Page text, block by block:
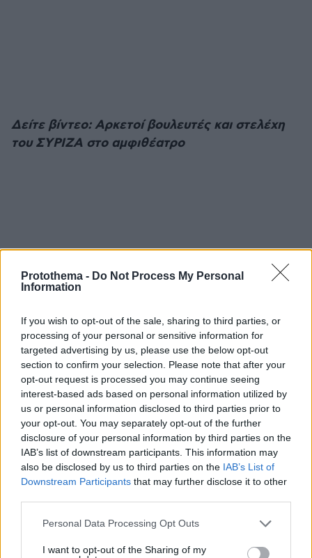
Protothema - Do Not Process My Personal
Information
If you wish to opt-out of the sale, sharing to third parties, or
processing of your personal or sensitive information for
targeted advertising by us, please use the below opt-out
section to confirm your selection. Please note that after your
opt-out request is processed you may continue seeing
interest-based ads based on personal information utilized by
us or personal information disclosed to third parties prior to
your opt-out. You may separately opt-out of the further
disclosure of your personal information by third parties on the
IAB’s list of downstream participants. This information may
also be disclosed by us to third parties on the IAB’s List of
Downstream Participants that may further disclose it to other
Please note that this website/app uses one or more Google
not limited to your visit or usage behaviour. You may click to
Personal Data Processing Opt Outs
I want to opt-out of the Sharing of my
Δείτε βίντεο: Αρκετοί βουλευτές και στελέχη
του ΣΥΡΙΖΑ στο αμφιθέατρο
Λίγο πριν την έναρξη της εκδήλωσης, ο
επικεφαλής της επιστημονικής ομάδας του
Ινστιτούτου Τσίπρα και συντονιστής του
Μανιφέστου, Γιώργος Σιακαντάρης, μίλησε στο
Orange Press Agency, περιγράφοντας το κλίμα
εγρήγορσης που επικρατεί.
«Νομίζω ότι έχουν τροπολογηθεί οι εξελίξεις.
Οι ανάγκες είναι εμφανείς και μετά και την
παρόλες τις κριτικές, οι οποίες είναι
καλοδεχούμενες, μερικές εξ αυτών. Είμαστε